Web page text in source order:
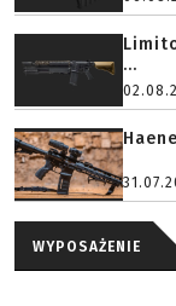
...
WYPOSAŻENIE